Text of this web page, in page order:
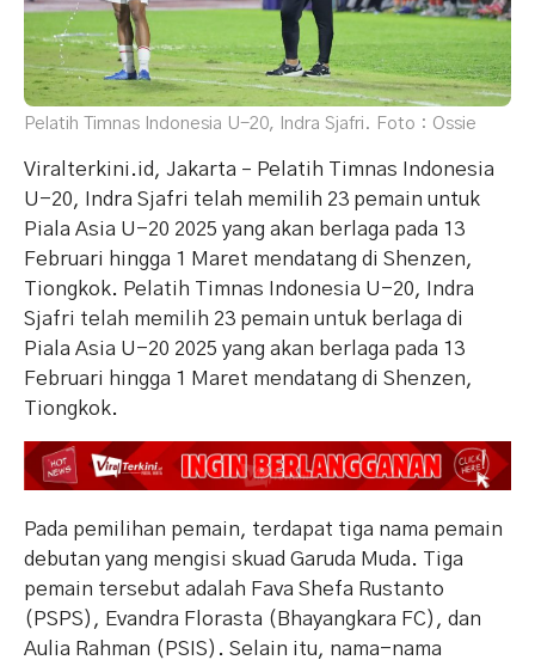
Pelatih Timnas Indonesia U-20, Indra Sjafri. Foto : Ossie
Viralterkini.id, Jakarta – Pelatih Timnas Indonesia
U-20, Indra Sjafri telah memilih 23 pemain untuk
Piala Asia U-20 2025 yang akan berlaga pada 13
Februari hingga 1 Maret mendatang di Shenzen,
Tiongkok. Pelatih Timnas Indonesia U-20, Indra
Sjafri telah memilih 23 pemain untuk berlaga di
Piala Asia U-20 2025 yang akan berlaga pada 13
Februari hingga 1 Maret mendatang di Shenzen,
Tiongkok.
Pada pemilihan pemain, terdapat tiga nama pemain
debutan yang mengisi skuad Garuda Muda. Tiga
pemain tersebut adalah Fava Shefa Rustanto
(PSPS), Evandra Florasta (Bhayangkara FC), dan
Aulia Rahman (PSIS). Selain itu, nama-nama